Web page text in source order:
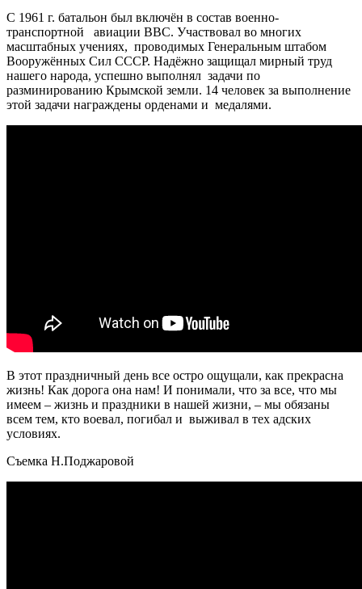
С 1961 г. батальон был включён в состав военно-
транспортной авиации ВВС. Участвовал во многих
масштабных учениях, проводимых Генеральным штабом
Вооружённых Сил СССР. Надёжно защищал мирный труд
нашего народа, успешно выполнял задачи по
разминированию Крымской земли. 14 человек за выполнение
этой задачи награждены орденами и медалями.
В этот праздничный день все остро ощущали, как прекрасна
жизнь! Как дорога она нам! И понимали, что за все, что мы
имеем – жизнь и праздники в нашей жизни, – мы обязаны
всем тем, кто воевал, погибал и выживал в тех адских
условиях.
Съемка Н.Поджаровой